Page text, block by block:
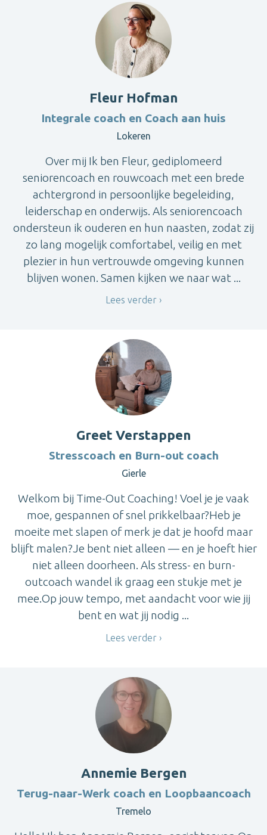
Fleur Hofman
Integrale coach en Coach aan huis
Lokeren
Over mij Ik ben Fleur, gediplomeerd
seniorencoach en rouwcoach met een brede
achtergrond in persoonlijke begeleiding,
leiderschap en onderwijs. Als seniorencoach
ondersteun ik ouderen en hun naasten, zodat zij
zo lang mogelijk comfortabel, veilig en met
plezier in hun vertrouwde omgeving kunnen
blijven wonen. Samen kijken we naar wat ...
Lees verder
Greet Verstappen
Stresscoach en Burn-out coach
Gierle
Welkom bij Time-Out Coaching! Voel je je vaak
moe, gespannen of snel prikkelbaar?Heb je
moeite met slapen of merk je dat je hoofd maar
blijft malen?Je bent niet alleen — en je hoeft hier
niet alleen doorheen. Als stress- en burn-
outcoach wandel ik graag een stukje met je
mee.Op jouw tempo, met aandacht voor wie jij
bent en wat jij nodig ...
Lees verder
Annemie Bergen
Terug-naar-Werk coach en Loopbaancoach
Tremelo